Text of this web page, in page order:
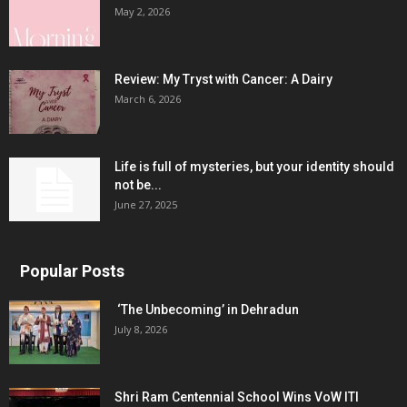
May 2, 2026
Review: My Tryst with Cancer: A Dairy
March 6, 2026
Life is full of mysteries, but your identity should
not be...
June 27, 2025
Popular Posts
‘The Unbecoming’ in Dehradun
July 8, 2026
Shri Ram Centennial School Wins VoW ITI